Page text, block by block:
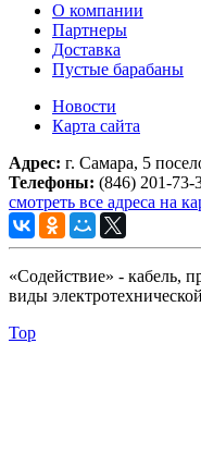
О компании
Партнеры
Доставка
Пустые барабаны
Новости
Карта сайта
Адрес: г. Самара, 5
Телефоны: (846) 201-73-
смотреть все адреса на
«Содействие» - кабель,
виды
Top